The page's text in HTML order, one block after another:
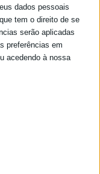
dados pessoais
tem o direito de se
serão aplicadas
preferências em
acedendo à nossa